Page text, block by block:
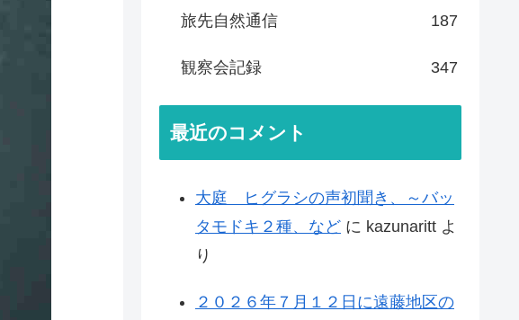
旅先自然通信 187
観察会記録 347
最近のコメント
大庭 ヒグラシの声初聞き、～バッ
タモドキ２種、など に kazunaritt よ
り
２０２６年７月１２日に遠藤地区の